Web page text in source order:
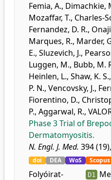
Femia, A., Dimachkie,
Mozaffar, T., Charles-
Fernandez, D. R.,
Marques, R., Marder,
E., Sluzevich, J.,
Luggen, M., Bubb, M.
Heinlen, L., Shaw, K. S.,
P. N., Vencovsky, J.,
Fiorentino, D.,
P., Aggarwal, R.,
Phase 3 Trial of
Dermatomyositis.
N. Engl. J. Med. 394
doi DEA WoS Scopus
Folyóirat-
D1